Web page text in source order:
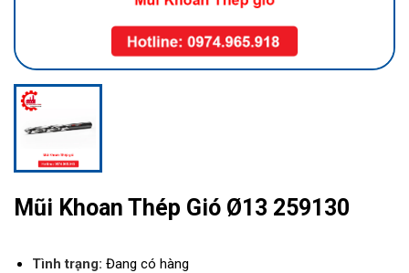
Mũi Khoan Thép Gió Ø13 259130
Tình trạng: Đang có hàng